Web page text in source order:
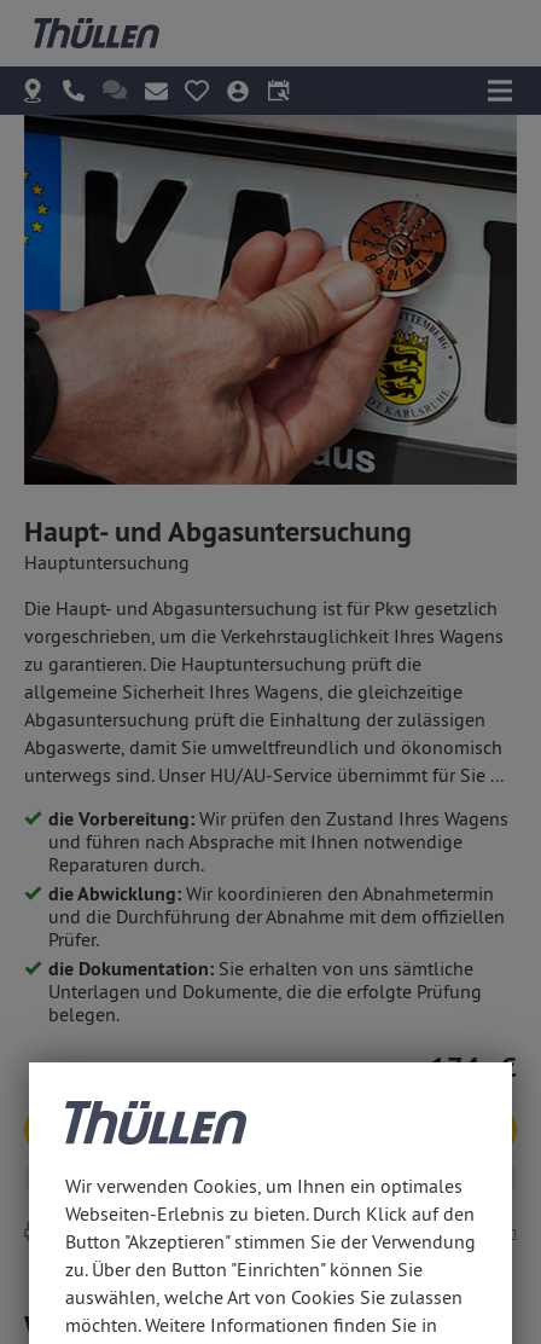
Haupt- und Abgasuntersuchung
Hauptuntersuchung
Die Haupt- und Abgasuntersuchung ist für Pkw gesetzlich
vorgeschrieben, um die Verkehrstauglichkeit Ihres Wagens
zu garantieren. Die Hauptuntersuchung prüft die
allgemeine Sicherheit Ihres Wagens, die gleichzeitige
Abgasuntersuchung prüft die Einhaltung der zulässigen
Abgaswerte, damit Sie umweltfreundlich und ökonomisch
unterwegs sind. Unser HU/AU-Service übernimmt für Sie ...
die Vorbereitung: Wir prüfen den Zustand Ihres Wagens
und führen nach Absprache mit Ihnen notwendige
Reparaturen durch.
die Abwicklung: Wir koordinieren den Abnahmetermin
und die Durchführung der Abnahme mit dem offiziellen
Prüfer.
die Dokumentation: Sie erhalten von uns sämtliche
Unterlagen und Dokumente, die die erfolgte Prüfung
belegen.
174,- €
Service-Termin
Allgemeine Anfrage
Drucken Teilen
Weitere Informationen
Wir verwenden Cookies, um Ihnen ein optimales
Webseiten-Erlebnis zu bieten. Durch Klick auf den
Button "Akzeptieren" stimmen Sie der Verwendung
zu. Über den Button "Einrichten" können Sie
auswählen, welche Art von Cookies Sie zulassen
möchten. Weitere Informationen finden Sie in